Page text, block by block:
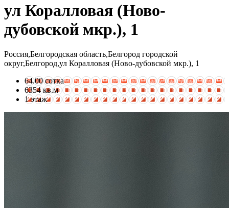
ул Коралловая (Ново-
дубовской мкр.), 1
Россия,Белгородская область,Белгород городской
округ,Белгород,ул Коралловая (Ново-дубовской мкр.), 1
64.00 сотка
6354 кв.м
1 этаж